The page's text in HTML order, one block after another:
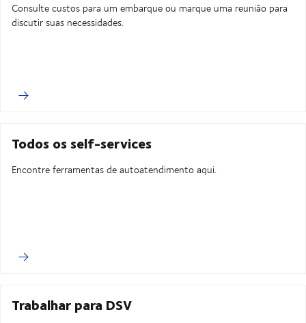
Consulte custos para um embarque ou marque uma reunião para
discutir suas necessidades.
Todos os self-services
Encontre ferramentas de autoatendimento aqui.
Trabalhar para DSV